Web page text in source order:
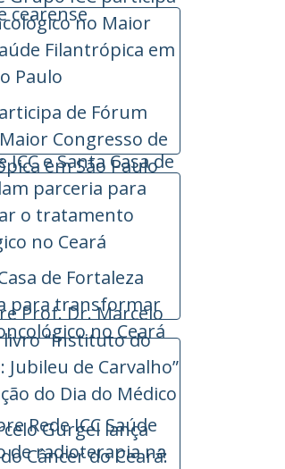
cearense
de Fórum
Congresso de
em São Paulo
de Fortaleza
para transformar
no Ceará
Gurgel lança
Câncer do Ceará: